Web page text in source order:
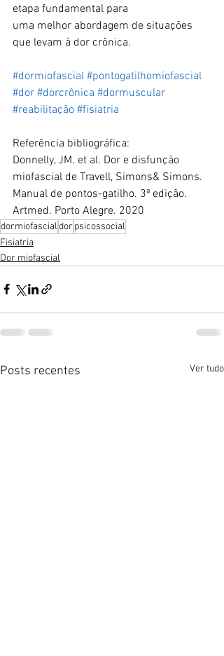
etapa fundamental para
uma melhor abordagem de situações
que levam à dor crônica.
#dormiofascial #pontogatilhomiofascial
#dor #dorcrônica #dormuscular
#reabilitação #fisiatria
Referência bibliográfica:
Donnelly, JM. et al. Dor e disfunção
miofascial de Travell, Simons& Simons.
Manual de pontos-gatilho. 3ª edição.
Artmed. Porto Alegre. 2020
dormiofascialdor psicossocial
Fisiatria
Dor miofascial
Posts recentes Ver tudo